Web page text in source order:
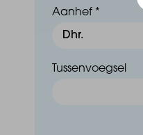
Geef nu je
Het
Aanhef *
Tussenvoegsel